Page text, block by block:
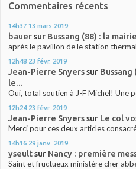
Commentaires récents
14h37 13 mars 2019
bauersur Bussang (88) : la
après le pavillon de le station
12h48 23 févr. 2019
Jean-Pierre Snyerssur
le...
Oui, total soutien à J-F Michel! Une
12h24 23 févr. 2019
Jean-Pierre Snyerssur Le col
Merci pour ces deux articles
14h16 29 janv. 2019
yseultsur Nancy : première
Saint et fructueux ministère cher